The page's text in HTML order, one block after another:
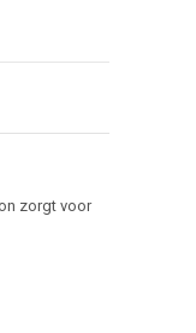
zorgt voor